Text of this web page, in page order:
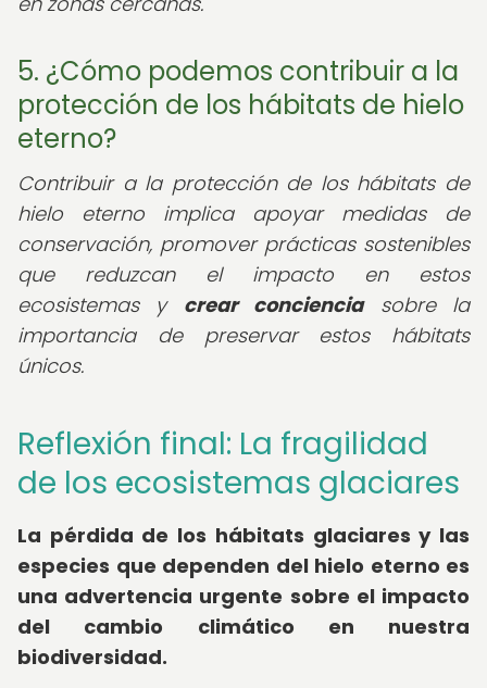
5. ¿Cómo podemos contribuir a la
protección de los hábitats de hielo
eterno?
Contribuir a la protección de los hábitats de
hielo eterno implica apoyar medidas de
conservación, promover prácticas sostenibles
que reduzcan el impacto en estos
ecosistemas y crear concienciasobre la
importancia de preservar estos hábitats
únicos.
Reflexión final: La fragilidad
de los ecosistemas glaciares
La pérdida de los hábitats glaciares y las
especies que dependen del hielo eterno es
una advertencia urgente sobre el impacto
del cambio climático en nuestra
biodiversidad.